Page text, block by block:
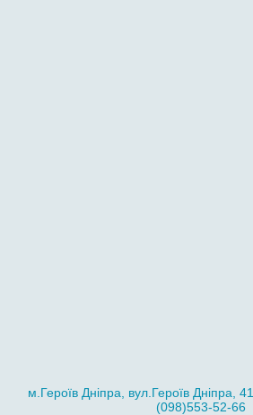
м.Героїв Дніпра, вул.Героїв Дніпра,
(098)553-52-66